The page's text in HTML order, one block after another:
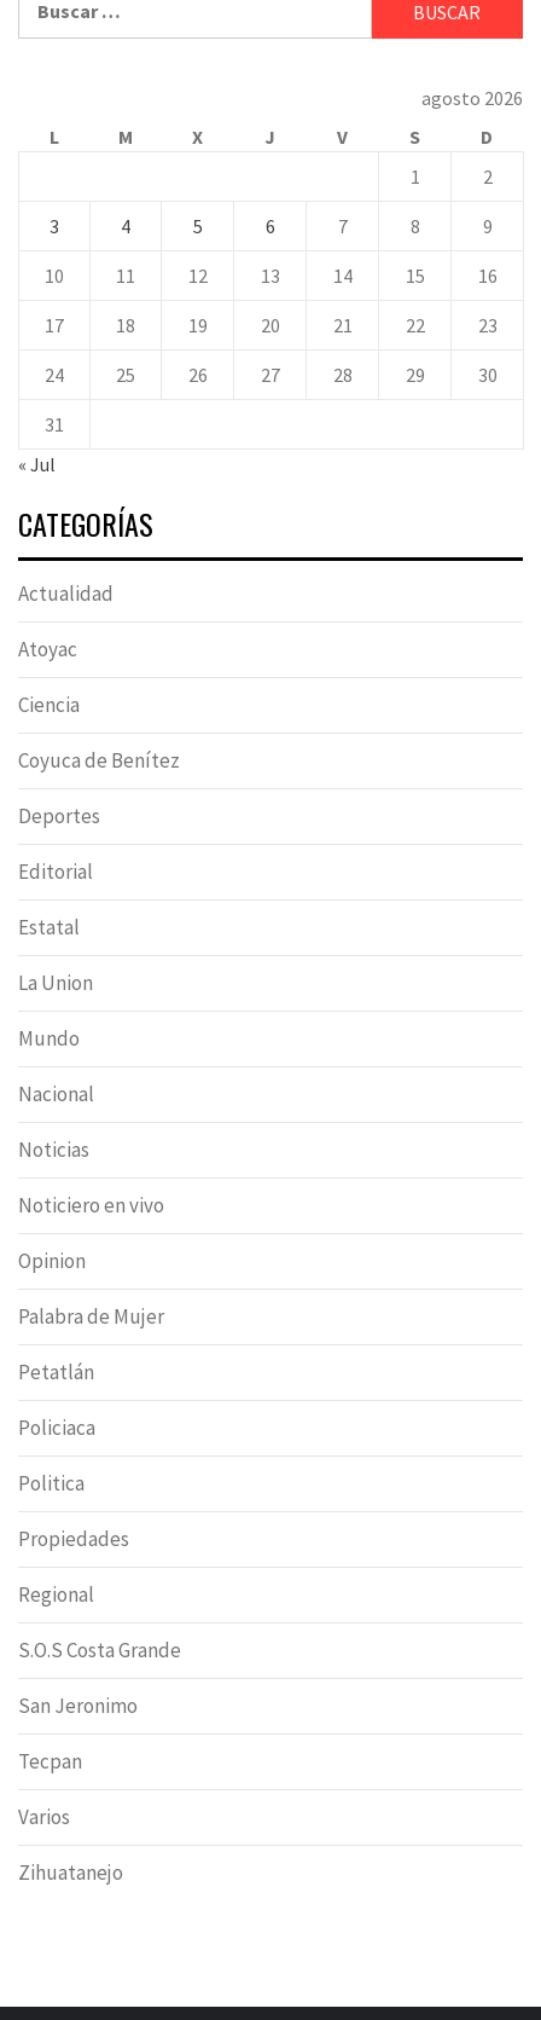
agosto 2026
L
M X J V S
D
1
2
3 4 5 6 7 8 9
10 11 12 13 14 15 16
17 18 19 20 21 22 23
24 25 26 27 28 29 30
31
« Jul
CATEGORÍAS
Actualidad
Atoyac
Ciencia
Coyuca de Benítez
Deportes
Editorial
Estatal
La Union
Mundo
Nacional
Noticias
Noticiero en vivo
Opinion
Palabra de Mujer
Petatlán
Policiaca
Politica
Propiedades
Regional
S.O.S Costa Grande
San Jeronimo
Tecpan
Varios
Zihuatanejo